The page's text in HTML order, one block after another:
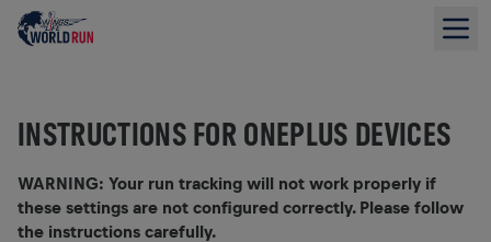
INSTRUCTIONS FOR ONEPLUS DEVICES
WARNING: Your run tracking will not work properly if
these settings are not configured correctly. Please follow
the instructions carefully.